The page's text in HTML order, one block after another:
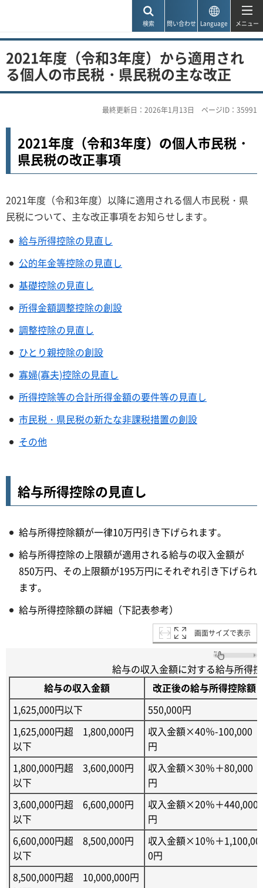
検索 問い合わせ Language メニュー
2021年度（令和3年度）から適用され
る個人の市民税・県民税の主な改正
最終更新日：2026年1月13日 ページID：35991
2021年度（令和3年度）の個人市民税・
県民税の改正事項
2021年度（令和3年度）以降に適用される個人市民税・県
民税について、主な改正事項をお知らせします。
給与所得控除の見直し
公的年金等控除の見直し
基礎控除の見直し
所得金額調整控除の創設
調整控除の見直し
ひとり親控除の創設
寡婦(寡夫)控除の見直し
所得控除等の合計所得金額の要件等の見直し
市民税・県民税の新たな非課税措置の創設
その他
給与所得控除の見直し
給与所得控除額が一律10万円引き下げられます。
給与所得控除の上限額が適用される給与の収入金額が
850万円、その上限額が195万円にそれぞれ引き下げられ
ます。
給与所得控除額の詳細（下記表参考）
画面サイズで表示
給与の収入金額に対する給与所得
給与の収入金額
改正後の給与所得控除額
1,625,000円以下
550,000円
1,625,000円超 1,800,000円
以下
収入金額×40％-100,000
円
1,800,000円超 3,600,000円
以下
収入金額×30％＋80,000
円
3,600,000円超 6,600,000円
以下
収入金額×20％＋440,000
円
6,600,000円超 8,500,000円
以下
収入金額×10％＋1,100,00
0円
8,500,000円超 10,000,000円